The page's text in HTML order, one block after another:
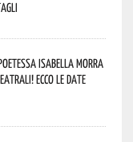
Isabella Morra
Ecco le date